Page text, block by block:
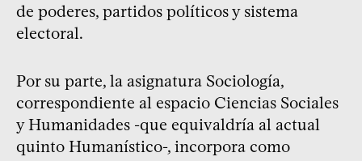
de poderes, partidos políticos y sistema
electoral.
Por su parte, la asignatura Sociología,
correspondiente al espacio Ciencias Sociales
y Humanidades -que equivaldría al actual
quinto Humanístico-, incorpora como